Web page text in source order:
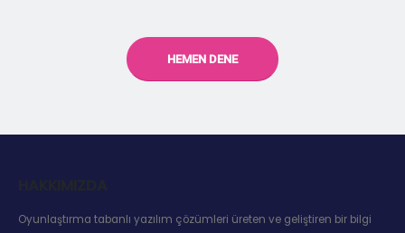
HEMEN DENE
HAKKIMIZDA
Oyunlaştırma tabanlı yazılım çözümleri üreten ve geliştiren bir bilgi